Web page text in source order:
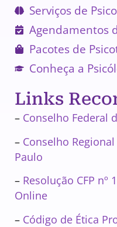
Serviços de
Agendamentos
Pacotes de
Conheça a
Links
– Conselho Federal
– Conselho
Paulo
– Resolução CFP nº
Online
– Código de Ética